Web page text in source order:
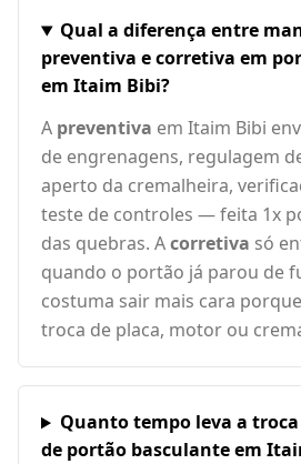
Qual a diferença entre
preventiva e corretiva em
em Itaim Bibi?
A preventiva em Itaim Bibi
de engrenagens, regulagem
aperto da cremalheira,
teste de controles — feita 1x
das quebras. Acorretiva só
quando o portão já parou de
costuma sair mais cara
troca de placa, motor ou
Quanto tempo leva a troca
de portão basculante em